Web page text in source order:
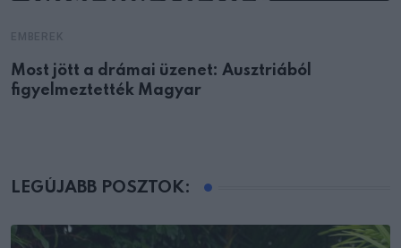
Most jött a drámai üzenet: Ausztriából
figyelmeztették Magyar
LEGÚJABB POSZTOK: